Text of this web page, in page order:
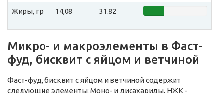
Жиры, гр 14,08 31.82
Микро- и макроэлементы в Фаст-
фуд, бисквит с яйцом и ветчиной
Фаст-фуд, бисквит с яйцом и ветчиной содержит
следующие элементы: Моно- и дисахариды, НЖК -